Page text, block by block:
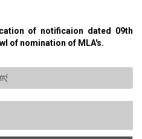
of notificaion dated 09th
of nomination of MLA's.